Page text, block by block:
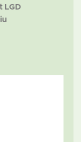
LGD